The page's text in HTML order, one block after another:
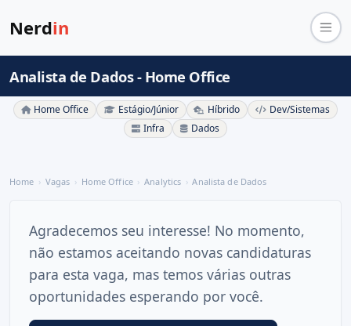
Nerdin
Analista de Dados - Home Office
Home Office Estágio/Júnior Híbrido
Dev/Sistemas
Infra
Dados
Home Vagas Home Office Analytics Analista de Dados
Agradecemos seu interesse! No momento,
não estamos aceitando novas candidaturas
para esta vaga, mas temos várias outras
oportunidades esperando por você.